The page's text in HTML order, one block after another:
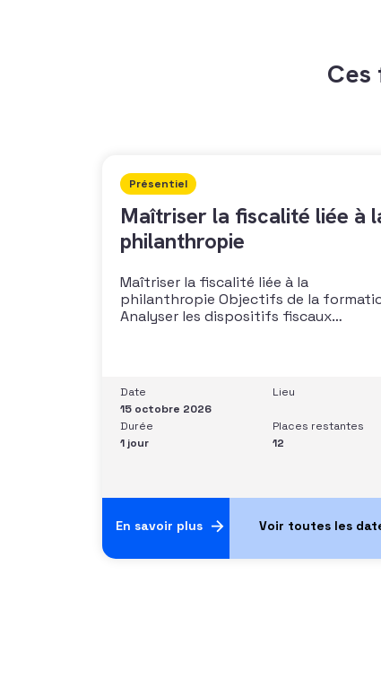
Présentiel
Maîtriser la fiscalité liée à
philanthropie
Maîtriser la fiscalité liée à la
philanthropie Objectifs de la
Analyser les dispositifs fiscaux
et les discours auprès des donateurs
Identifier les situations nécessitant un
arbitrage juridique Compétences et
aptitudes Comprendre les régimes
Date
15 octobre 2026
Lieu
Durée
1 jour
Places restantes
12
En savoir plus